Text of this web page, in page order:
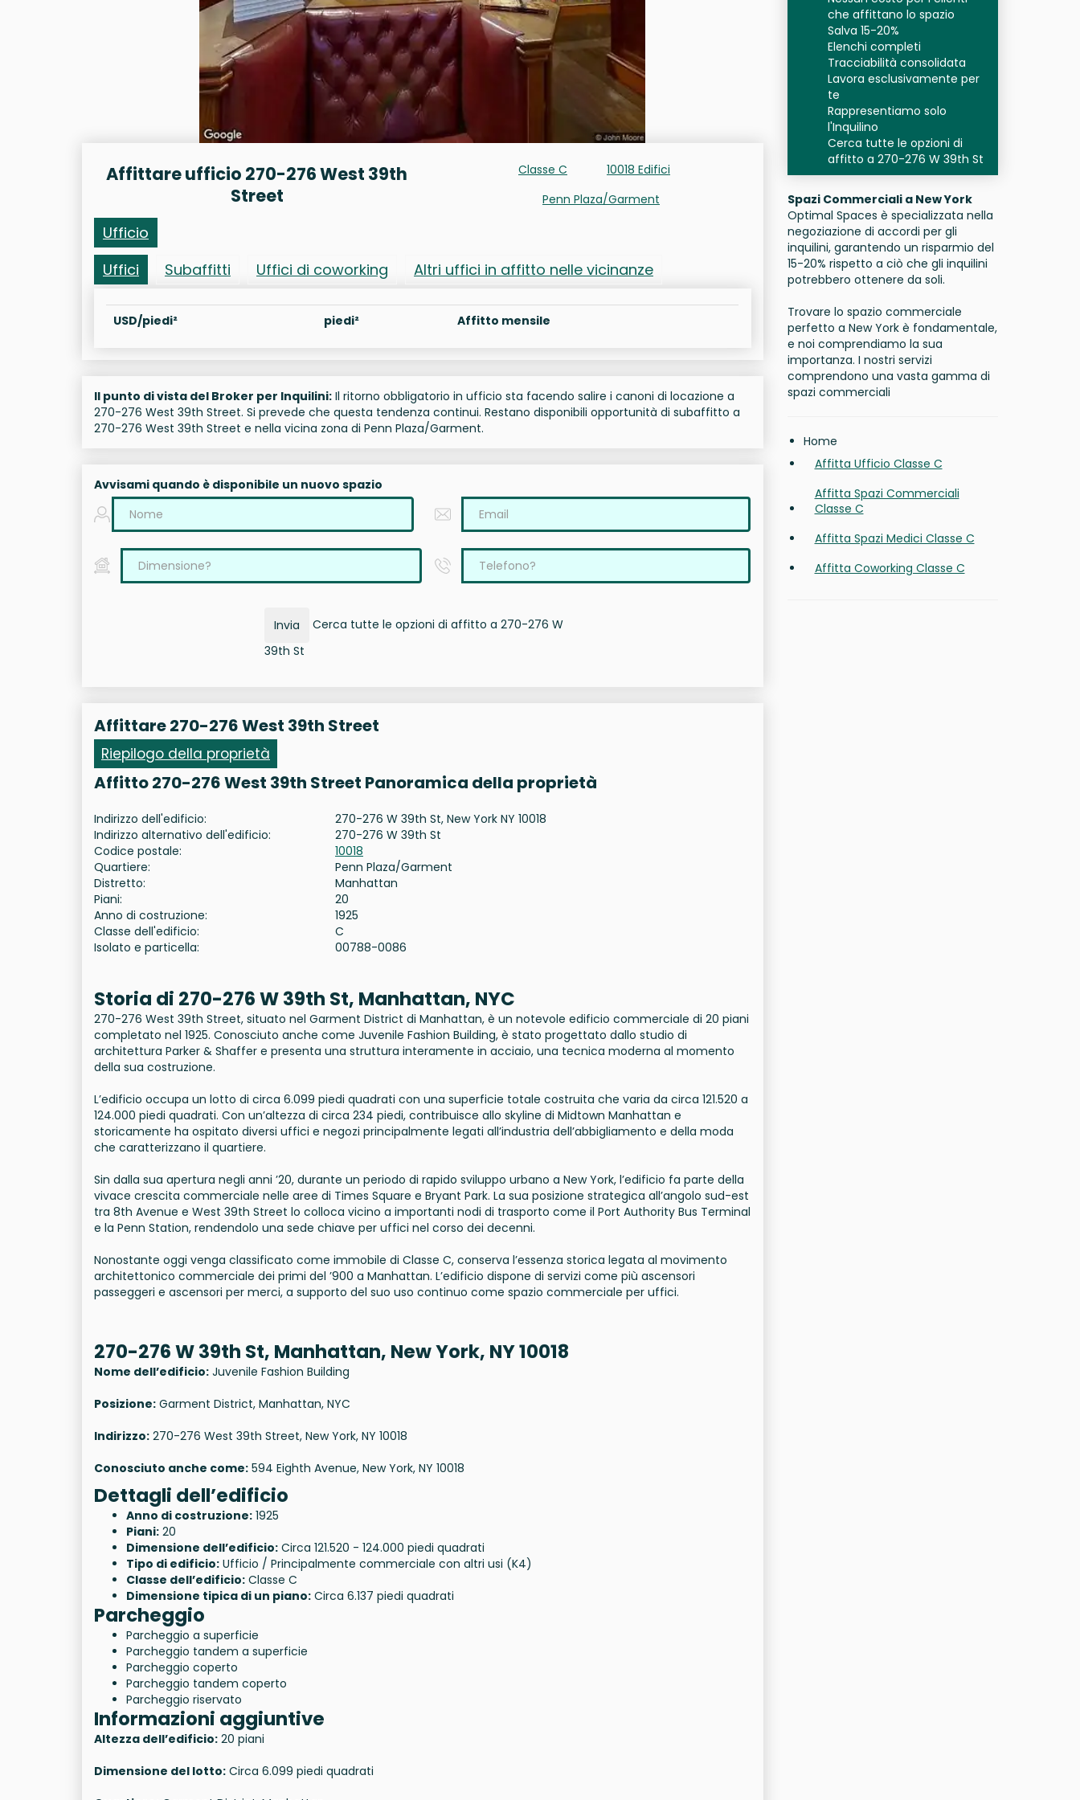
Affittare ufficio 270-276 West 39th
Street
Classe C
10018 Edifici
Penn Plaza/Garment
Ufficio
Uffici
Subaffitti Uffici di coworking Altri uffici in affitto nelle vicinanze
USD/piedi² piedi² Affitto mensile
Il punto di vista del Broker per Inquilini: Il ritorno obbligatorio in ufficio sta facendo salire i canoni di locazione a
270-276 West 39th Street. Si prevede che questa tendenza continui. Restano disponibili opportunità di subaffitto a
270-276 West 39th Street e nella vicina zona di Penn Plaza/Garment.
Avvisami quando è disponibile un nuovo spazio
Invia
Cerca tutte le opzioni di affitto a 270-276 W
39th St
Affittare 270-276 West 39th Street
Riepilogo della proprietà
Affitto 270-276 West 39th Street Panoramica della proprietà
Indirizzo dell'edificio:
270-276 W 39th St, New York NY 10018
Indirizzo alternativo dell'edificio:
270-276 W 39th St
Codice postale:
10018
Quartiere:
Penn Plaza/Garment
Distretto:
Manhattan
Piani:
20
Anno di costruzione:
1925
Classe dell'edificio:
C
Isolato e particella:
00788-0086
Storia di 270-276 W 39th St, Manhattan, NYC
270-276 West 39th Street, situato nel Garment District di Manhattan, è un notevole edificio commerciale di 20 piani
completato nel 1925. Conosciuto anche come Juvenile Fashion Building, è stato progettato dallo studio di
architettura Parker & Shaffer e presenta una struttura interamente in acciaio, una tecnica moderna al momento
della sua costruzione.
L’edificio occupa un lotto di circa 6.099 piedi quadrati con una superficie totale costruita che varia da circa 121.520 a
124.000 piedi quadrati. Con un’altezza di circa 234 piedi, contribuisce allo skyline di Midtown Manhattan e
storicamente ha ospitato diversi uffici e negozi principalmente legati all’industria dell’abbigliamento e della moda
che caratterizzano il quartiere.
Sin dalla sua apertura negli anni ’20, durante un periodo di rapido sviluppo urbano a New York, l’edificio fa parte della
vivace crescita commerciale nelle aree di Times Square e Bryant Park. La sua posizione strategica all’angolo sud-est
tra 8th Avenue e West 39th Street lo colloca vicino a importanti nodi di trasporto come il Port Authority Bus Terminal
e la Penn Station, rendendolo una sede chiave per uffici nel corso dei decenni.
Nonostante oggi venga classificato come immobile di Classe C, conserva l’essenza storica legata al movimento
architettonico commerciale dei primi del ’900 a Manhattan. L’edificio dispone di servizi come più ascensori
passeggeri e ascensori per merci, a supporto del suo uso continuo come spazio commerciale per uffici.
270-276 W 39th St, Manhattan, New York, NY 10018
Nome dell’edificio: Juvenile Fashion Building
Posizione: Garment District, Manhattan, NYC
Indirizzo: 270-276 West 39th Street, New York, NY 10018
Conosciuto anche come: 594 Eighth Avenue, New York, NY 10018
Dettagli dell’edificio
Anno di costruzione: 1925
Piani: 20
Dimensione dell’edificio: Circa 121.520 - 124.000 piedi quadrati
Tipo di edificio: Ufficio / Principalmente commerciale con altri usi (K4)
Classe dell’edificio: Classe C
Dimensione tipica di un piano: Circa 6.137 piedi quadrati
Parcheggio
Parcheggio a superficie
Parcheggio tandem a superficie
Parcheggio coperto
Parcheggio tandem coperto
Parcheggio riservato
Informazioni aggiuntive
Altezza dell’edificio: 20 piani
Dimensione del lotto: Circa 6.099 piedi quadrati
che affittano lo spazio
Salva 15-20%
Elenchi completi
Tracciabilità consolidata
Lavora esclusivamente per
te
Rappresentiamo solo
l'Inquilino
Cerca tutte le opzioni di
affitto a 270-276 W 39th St
Spazi Commerciali a New York
Optimal Spaces è specializzata nella
negoziazione di accordi per gli
inquilini, garantendo un risparmio del
15-20% rispetto a ciò che gli inquilini
potrebbero ottenere da soli.
Trovare lo spazio commerciale
perfetto a New York è fondamentale,
e noi comprendiamo la sua
importanza. I nostri servizi
comprendono una vasta gamma di
spazi commerciali
Home
Affitta Ufficio Classe C
Affitta Spazi Commerciali
Classe C
Affitta Spazi Medici Classe C
Affitta Coworking Classe C